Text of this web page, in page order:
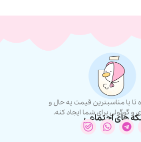
تا با مناسبترین قیمت یه حال و
و گوگولی برای شما ایجاد کنه.
های اجتماعی